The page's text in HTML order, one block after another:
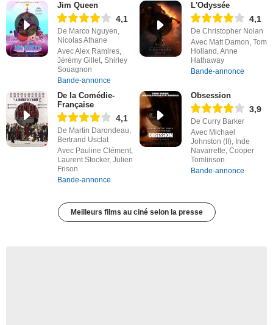
Jim Queen
4,1
De Marco Nguyen,
Nicolas Athane
Avec Alex Ramires,
Jérémy Gillet, Shirley
Souagnon
Bande-annonce
L'Odyssée
4,1
De Christopher Nolan
Avec Matt Damon, Tom
Holland, Anne
Hathaway
Bande-annonce
De la Comédie-
Française
4,1
De Martin Darondeau,
Bertrand Usclat
Avec Pauline Clément,
Laurent Stocker, Julien
Frison
Bande-annonce
Obsession
3,9
De Curry Barker
Avec Michael
Johnston (II), Inde
Navarrette, Cooper
Tomlinson
Bande-annonce
Meilleurs films au ciné selon la presse